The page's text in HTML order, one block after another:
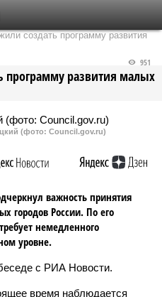
выпуск
создать программу развития
программу развития малых
951
(фото: Council.gov.ru)
важность принятия
городов России. По его
немедленного
уровне.
с РИА Новости.
время наблюдается